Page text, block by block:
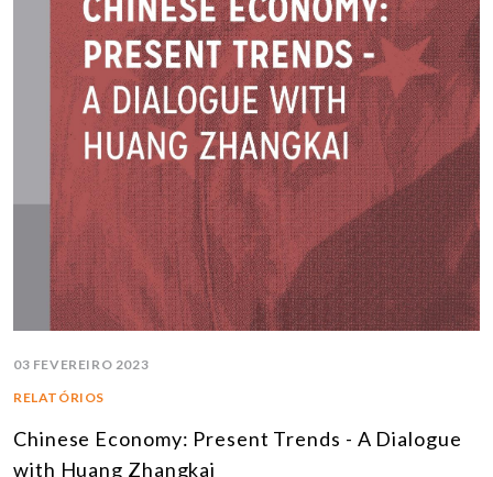
03 FEVEREIRO 2023
RELATÓRIOS
Chinese Economy: Present Trends - A Dialogue
with Huang Zhangkai